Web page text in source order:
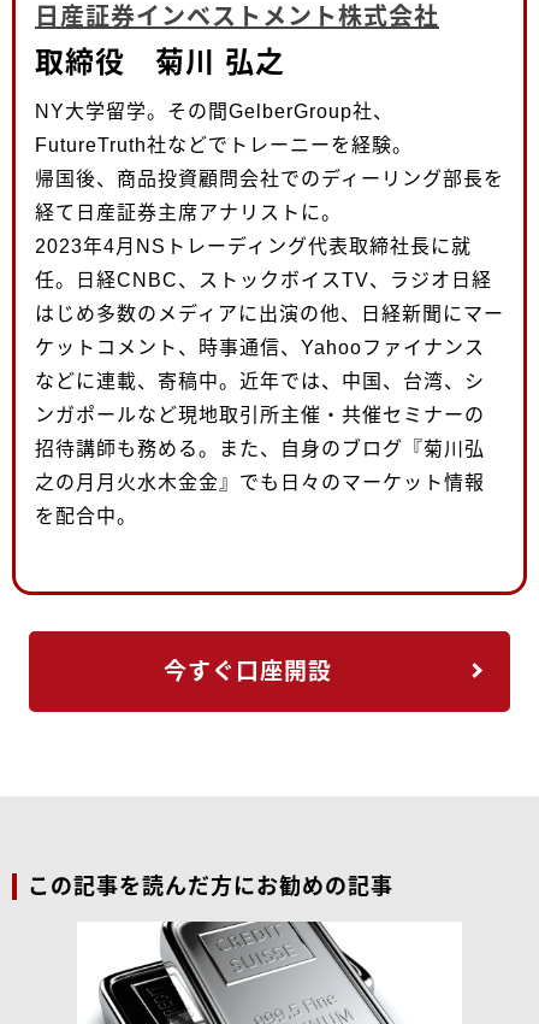
日産証券インベストメント株式会社
取締役 菊川 弘之
NY大学留学。その間GelberGroup社、
FutureTruth社などでトレーニーを経験。
帰国後、商品投資顧問会社でのディーリング部長を
経て日産証券主席アナリストに。
2023年4月NSトレーディング代表取締社長に就
任。日経CNBC、ストックボイスTV、ラジオ日経
はじめ多数のメディアに出演の他、日経新聞にマー
ケットコメント、時事通信、Yahooファイナンス
などに連載、寄稿中。近年では、中国、台湾、シ
ンガポールなど現地取引所主催・共催セミナーの
招待講師も務める。また、自身のブログ『菊川弘
之の月月火水木金金』でも日々のマーケット情報
を配合中。
今すぐ口座開設
この記事を読んだ方にお勧めの記事